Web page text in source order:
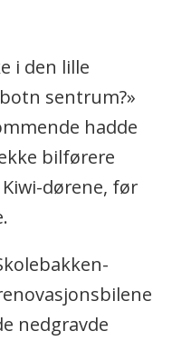
i den lille
sentrum?»
hadde
bilførere
dørene, før
nedgravde